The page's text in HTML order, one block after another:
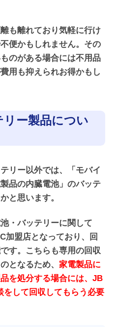
も離れており気軽に行け
便かもしれません。その
のがある場合には不用品
用も抑えられお得かもし
ー製品につい
リー以外では、「モバイ
品の内臓電池」のバッテ
と思います。
・バッテリーに関して
加盟店となっており、回
す。こちらも専用の回収
となるため、 家電製品に
を処分する場合には、JB
をして回収してもらう必要